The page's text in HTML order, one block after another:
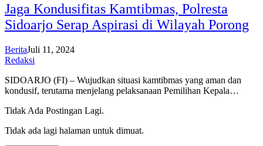
Jaga Kondusifitas Kamtibmas, Polresta
Sidoarjo Serap Aspirasi di Wilayah Porong
BeritaJuli 11, 2024
Redaksi
SIDOARJO (FI) – Wujudkan situasi kamtibmas yang aman dan
kondusif, terutama menjelang pelaksanaan Pemilihan Kepala…
Tidak Ada Postingan Lagi.
Tidak ada lagi halaman untuk dimuat.